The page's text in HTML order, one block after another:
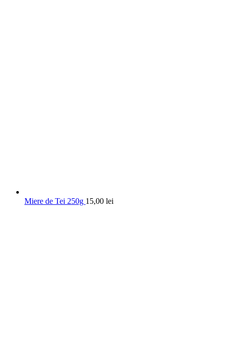
Miere de Tei 250g 15,00 lei